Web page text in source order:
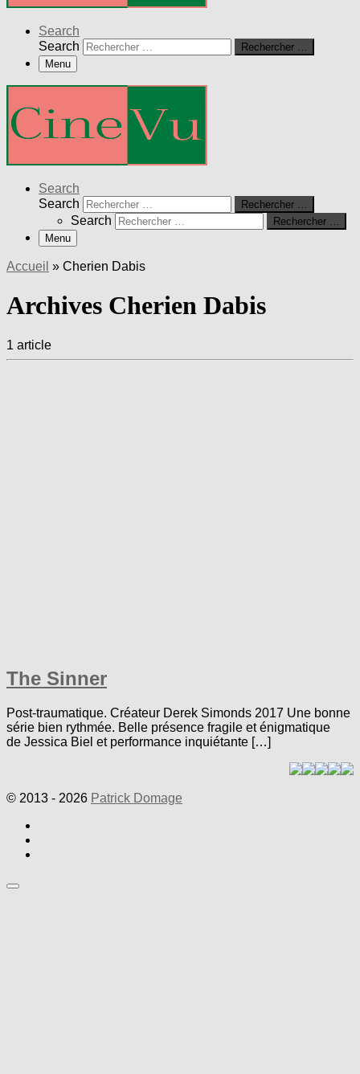
Search
Search
Rechercher …
Menu
Search
Search
Rechercher …
Search
Rechercher …
Menu
Accueil » Cherien Dabis
Archives Cherien Dabis
1 article
The Sinner
Post-traumatique. Créateur Derek Simonds 2017 Une bonne
série bien rythmée. Belle présence fragile et énigmatique
de Jessica Biel et performance inquiétante […]
© 2013 - 2026 Patrick Domage